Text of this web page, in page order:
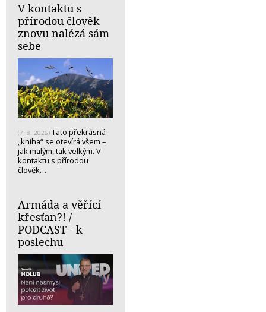
V kontaktu s
přírodou člověk
znovu nalézá sám
sebe
(7. 8. 2026) Tato překrásná
„kniha“ se otevírá všem –
jak malým, tak velkým. V
kontaktu s přírodou
člověk…
Armáda a věřící
křesťan?! /
PODCAST - k
poslechu